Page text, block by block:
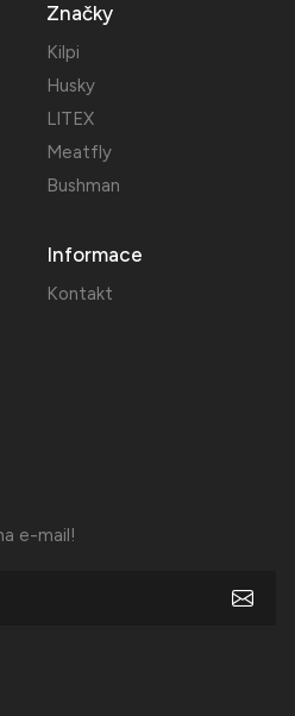
Značky
Kilpi
Husky
LITEX
Meatfly
Bushman
Informace
Kontakt
e-mail!